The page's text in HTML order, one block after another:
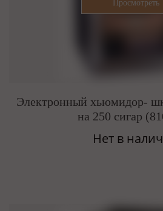
Электронный хьюмидор-
на 250 сигар
Нет в